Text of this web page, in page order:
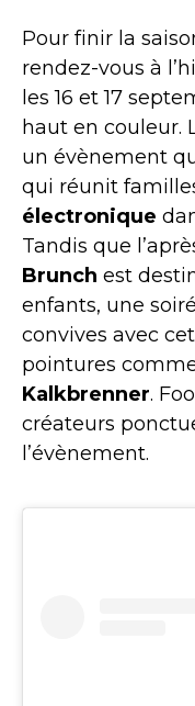
Pour finir la
rendez-vous à
les 16 et 17
haut en couleur.
un évènement
qui réunit
électronique
Tandis que
Brunch est
enfants, une
convives avec
pointures
Kalkbrenner.
créateurs
l’évènement.